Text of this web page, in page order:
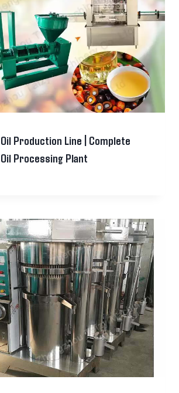
Production Line | Complete
Processing Plant